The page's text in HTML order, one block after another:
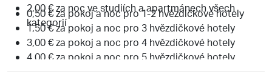
2,00 € za noc ve studiích a apartmánech všech
kategorií
0,50 € za pokoj a noc pro 1-2 hvězdičkové hotely
1,50 € za pokoj a noc pro 3 hvězdičkové hotely
3,00 € za pokoj a noc pro 4 hvězdičkové hotely
4,00 € za pokoj a noc pro 5 hvězdičkové hotely
0,50 € za noc ve studiích a apartmánech všech